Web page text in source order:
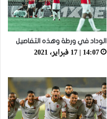
الوداد في ورطة وهذه التفاصيل
14:07 | 17 فبراير، 2021